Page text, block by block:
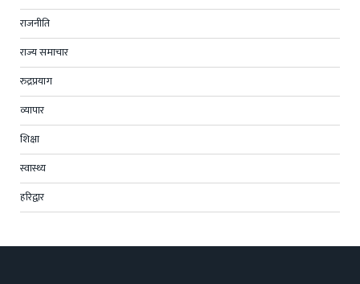
राजनीति
राज्य समाचार
रुद्रप्रयाग
व्यापार
शिक्षा
स्वास्थ्य
हरिद्वार